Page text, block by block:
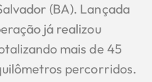
(BA). Lançada
já realizou
mais de 45
percorridos.